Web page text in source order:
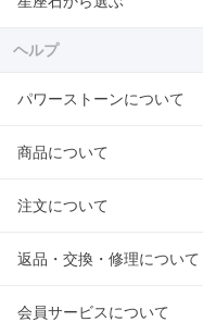
ヘルプ
パワーストーンについて
商品について
注文について
返品・交換・修理について
会員サービスについて